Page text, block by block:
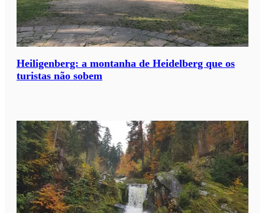
Heiligenberg: a montanha de Heidelberg que os
turistas não sobem